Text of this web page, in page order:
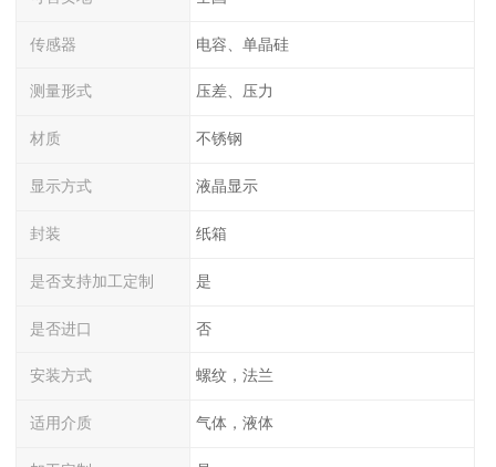
传感器 电容、单晶硅
测量形式 压差、压力
材质 不锈钢
显示方式 液晶显示
封装 纸箱
是否支持加工定制 是
是否进口 否
安装方式 螺纹，法兰
适用介质 气体，液体